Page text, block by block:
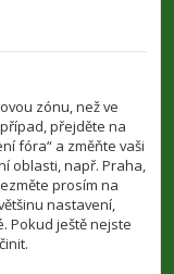
zónu, než ve
přejděte na
fóra“ a změňte vaši
oblasti, např. Praha,
prosím na
nastavení,
Pokud ještě nejste